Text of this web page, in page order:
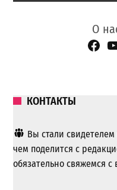
О
КОНТАКТЫ
Вы стали
чем поделится с
обязательно свяжемся с